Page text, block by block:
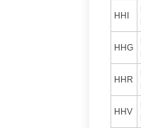
HHI
HHG
HHR
HHV